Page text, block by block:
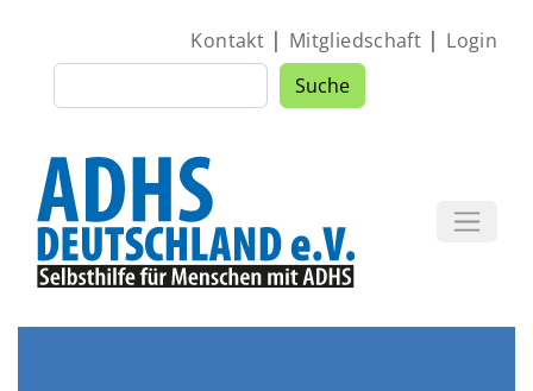
Suche Suche
Kontakt| Mitgliedschaft | Login